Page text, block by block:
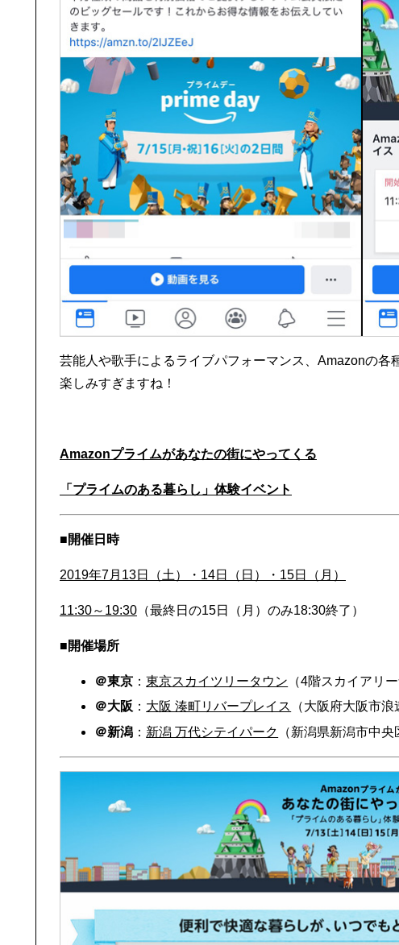
芸能人や歌手によるライブパフォーマンス、Amazonの
楽しみすぎますね！
Amazonプライムがあなたの街にやってくる
「プライムのある暮らし」体験イベント
■開催日時
2019年7月13日（土）・14日（日）・15日（月）
11:30～19:30 （最終日の15日（月）のみ18:30終了）
■開催場所
＠東京 ：東京スカイツリータウン （4階スカイアリ
＠大阪 ： 大阪 湊町リバープレイス
（大阪府大阪市浪
＠新潟 ： 新潟 万代シテイパーク （新潟県新潟市中央